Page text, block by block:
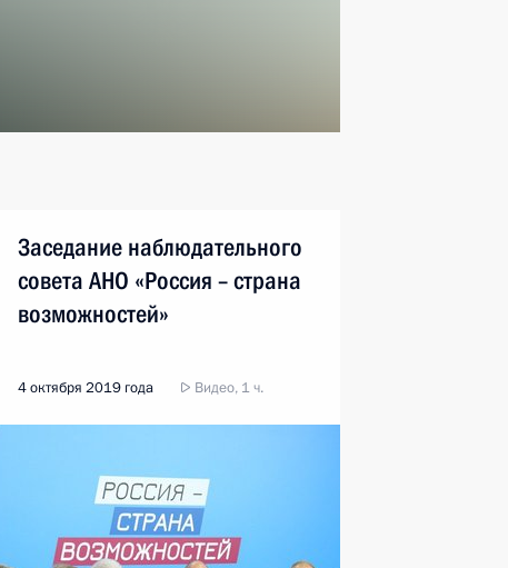
Заседание наблюдательного
совета АНО «Россия – страна
возможностей»
4 октября 2019 года Видео, 1 ч.